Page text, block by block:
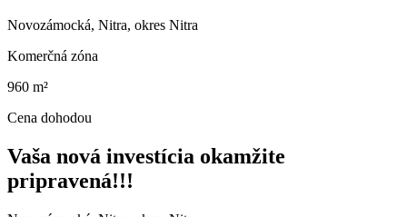
Novozámocká, Nitra, okres Nitra
Komerčná zóna
960 m²
Cena dohodou
Vaša nová investícia okamžite
pripravená!!!